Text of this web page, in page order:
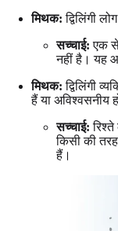
मिथक: द्विलिंगी
सच्चाई: एक से
नहीं है। यह
मिथक: द्विलिंगी
हैं या अविश्वसनीय
सच्चाई:
किसी की
हैं।